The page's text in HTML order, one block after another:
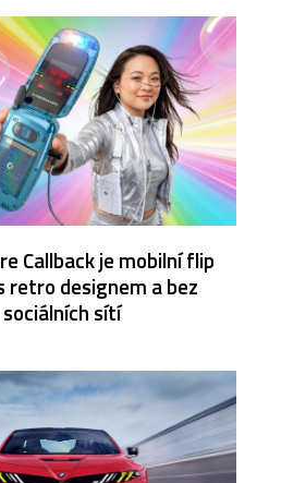
Callback je mobilní flip
retro designem a bez
sociálních sítí